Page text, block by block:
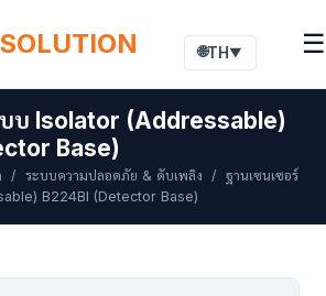
SOLUTION 🌐TH ▼ ☰
บบ Isolator (Addressable)
Base)
/ ระบบความปลอดภัย & ดับเพลิง / ฐานเซนเซอร์
B224BI (Detector Base)